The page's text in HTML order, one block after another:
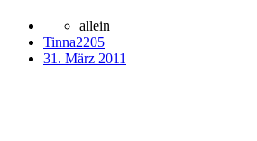
allein
Tinna2205
31. März 2011